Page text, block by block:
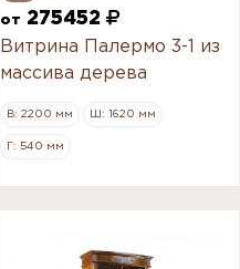
от
275452
Витрина Палермо 3-1 из
массива дерева
В: 2200 мм Ш: 1620 мм
Г: 540 мм